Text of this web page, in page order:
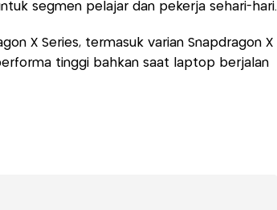
segmen pelajar dan pekerja sehari-hari.
X Series, termasuk varian Snapdragon X
tinggi bahkan saat laptop berjalan